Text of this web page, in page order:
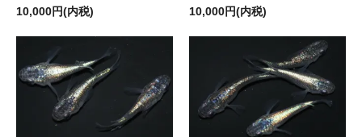
10,000円(内税)
10,000円(内税)